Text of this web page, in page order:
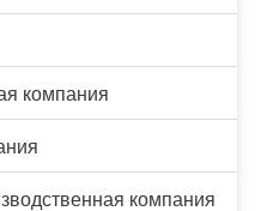
компания
компания